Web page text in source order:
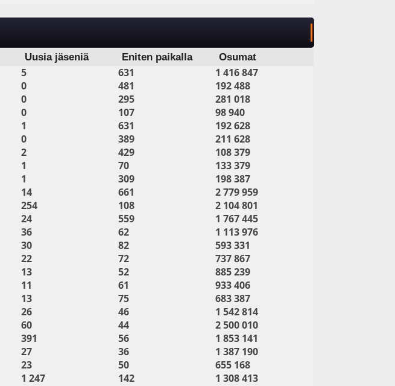
Uusia jäseniä Eniten paikalla Osumat
5 631
1 416 847
0 481
192 488
0 295
281 018
0 107
98 940
1 631
192 628
0 389
211 628
2 429
108 379
1 70
133 379
1 309
198 387
14 661
2 779 959
254 108
2 104 801
24 559
1 767 445
36 62
1 113 976
30 82
593 331
22 72
737 867
13 52
885 239
11 61
933 406
13 75
683 387
26 46
1 542 814
60 44
2 500 010
391 56
1 853 141
27 36
1 387 190
23 50
655 168
1 247 142
1 308 413